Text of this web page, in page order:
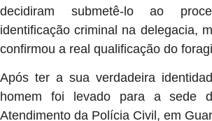
decidiram submetê-lo ao
identificação criminal na delegacia,
confirmou a real qualificação do
Após ter a sua verdadeira
homem foi levado para a sede
Atendimento da Polícia Civil, em